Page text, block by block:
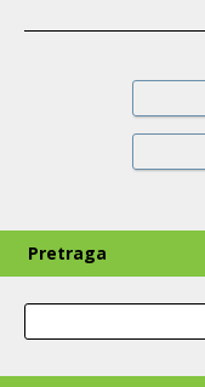
Pretraga
Search